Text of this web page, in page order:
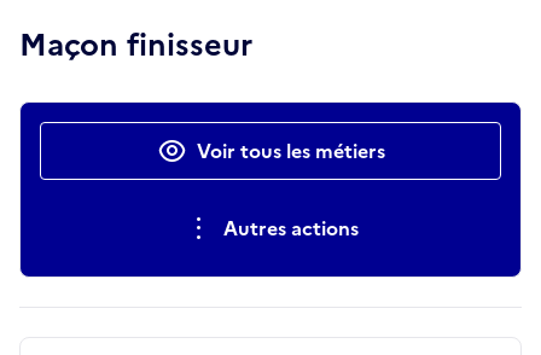
Maçon finisseur
Actions rapidesVoir tous les métiers
Autres actions